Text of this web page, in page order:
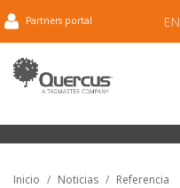
Partners portal EN
Inicio Noticias Referencia